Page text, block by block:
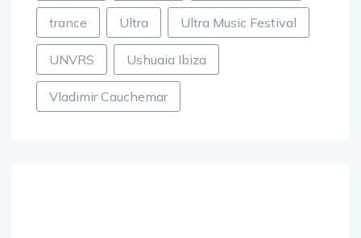
trance Ultra Ultra Music Festival
UNVRS Ushuaia Ibiza
Vladimir Cauchemar